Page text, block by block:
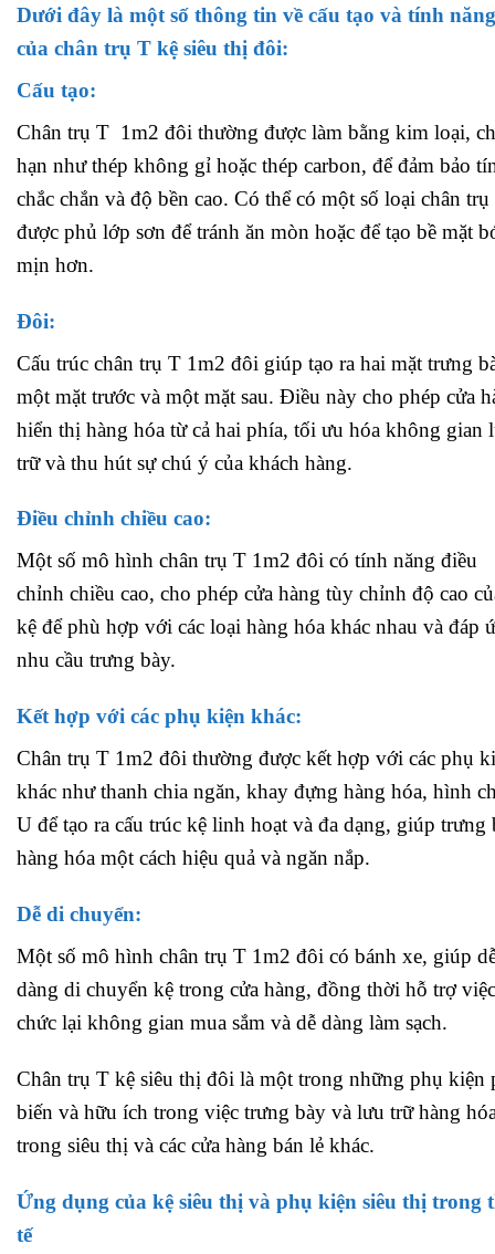
Dưới đây là một số thông tin về cấu tạo và tính năng
của chân trụ T kệ siêu thị đôi:
Cấu tạo:
Chân trụ T 1m2 đôi thường được làm bằng kim loại,
hạn như thép không gỉ hoặc thép carbon, để đảm bảo
chắc chắn và độ bền cao. Có thể có một số loại chân trụ
được phủ lớp sơn để tránh ăn mòn hoặc để tạo bề mặt
mịn hơn.
Đôi:
Cấu trúc chân trụ T 1m2 đôi giúp tạo ra hai mặt trưng
một mặt trước và một mặt sau. Điều này cho phép cửa
hiển thị hàng hóa từ cả hai phía, tối ưu hóa không gian
trữ và thu hút sự chú ý của khách hàng.
Điều chỉnh chiều cao:
Một số mô hình chân trụ T 1m2 đôi có tính năng điều
chỉnh chiều cao, cho phép cửa hàng tùy chỉnh độ cao
kệ để phù hợp với các loại hàng hóa khác nhau và đáp
nhu cầu trưng bày.
Kết hợp với các phụ kiện khác:
Chân trụ T 1m2 đôi thường được kết hợp với các phụ
khác như thanh chia ngăn, khay đựng hàng hóa, hình
U để tạo ra cấu trúc kệ linh hoạt và đa dạng, giúp trưng
hàng hóa một cách hiệu quả và ngăn nắp.
Dễ di chuyển:
Một số mô hình chân trụ T 1m2 đôi có bánh xe, giúp
dàng di chuyển kệ trong cửa hàng, đồng thời hỗ trợ
chức lại không gian mua sắm và dễ dàng làm sạch.
Chân trụ T kệ siêu thị đôi là một trong những phụ kiện
biến và hữu ích trong việc trưng bày và lưu trữ hàng
trong siêu thị và các cửa hàng bán lẻ khác.
Ứng dụng của kệ siêu thị và phụ kiện siêu thị trong
tế